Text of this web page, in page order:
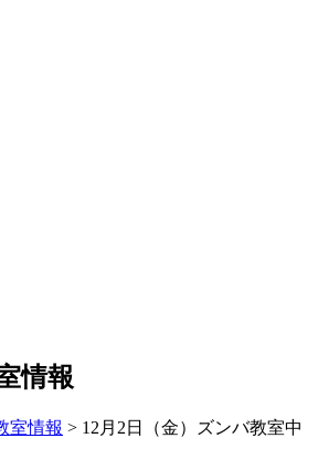
情報
室情報 > 12月2日（金）ズンバ教室中